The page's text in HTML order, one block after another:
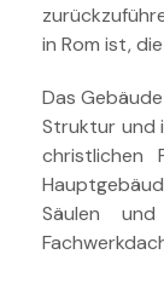
in Rom ist,
Das
Struktur und
christlichen
Säulen